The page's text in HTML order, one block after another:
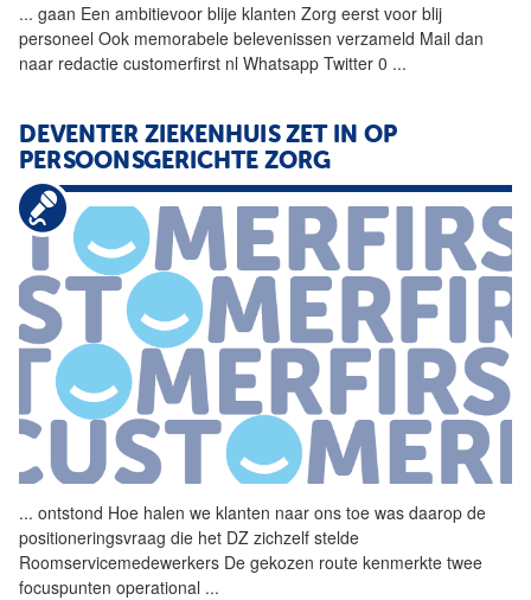
... gaan Een ambitievoor blije klanten Zorg eerst voor blij
personeel Ook memorabele belevenissen verzameld Mail dan
naar redactie customerfirst nl Whatsapp Twitter 0 ...
DEVENTER ZIEKENHUIS ZET IN OP
PERSOONSGERICHTE ZORG
... ontstond Hoe halen we klanten naar ons toe was daarop de
positioneringsvraag die het DZ zichzelf stelde
Roomservicemedewerkers De gekozen route kenmerkte twee
focuspunten operational ...